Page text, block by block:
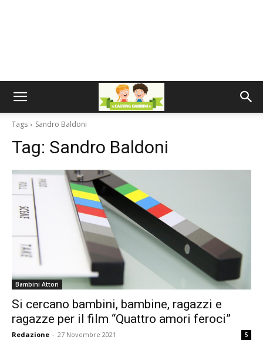
Tags Sandro Baldoni
Tag: Sandro Baldoni
Bambini Attori
Si cercano bambini, bambine, ragazzi e
ragazze per il film “Quattro amori feroci”
Redazione - 27 Novembre 2021 5